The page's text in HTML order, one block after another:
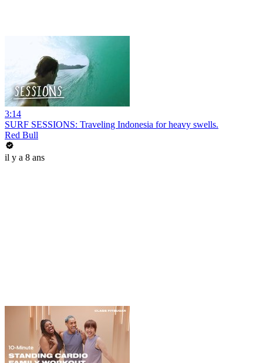
3:14
SURF SESSIONS: Traveling Indonesia for heavy swells.
Red Bull
il y a 8 ans